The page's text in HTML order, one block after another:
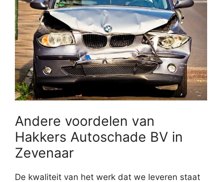
Andere voordelen van
Hakkers Autoschade BV in
Zevenaar
De kwaliteit van het werk dat we leveren staat